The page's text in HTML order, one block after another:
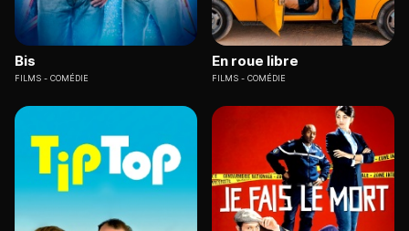
Bis
FILMS COMÉDIE
En roue libre
FILMS COMÉDIE